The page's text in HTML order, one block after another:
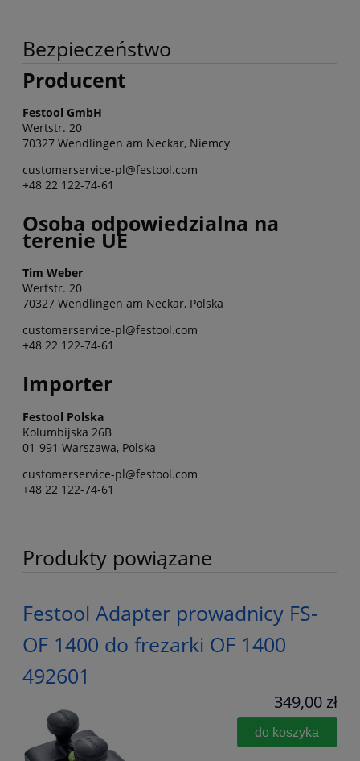
Bezpieczeństwo
Producent
Festool GmbH
Wertstr. 20
70327 Wendlingen am Neckar, Niemcy
customerservice-pl@festool.com
+48 22 122-74-61
Osoba odpowiedzialna na
terenie UE
Tim Weber
Wertstr. 20
70327 Wendlingen am Neckar, Polska
customerservice-pl@festool.com
+48 22 122-74-61
Importer
Festool Polska
Kolumbijska 26B
01-991 Warszawa, Polska
customerservice-pl@festool.com
+48 22 122-74-61
Produkty powiązane
Festool Adapter prowadnicy FS-
OF 1400 do frezarki OF 1400
492601
349,00 zł
do koszyka